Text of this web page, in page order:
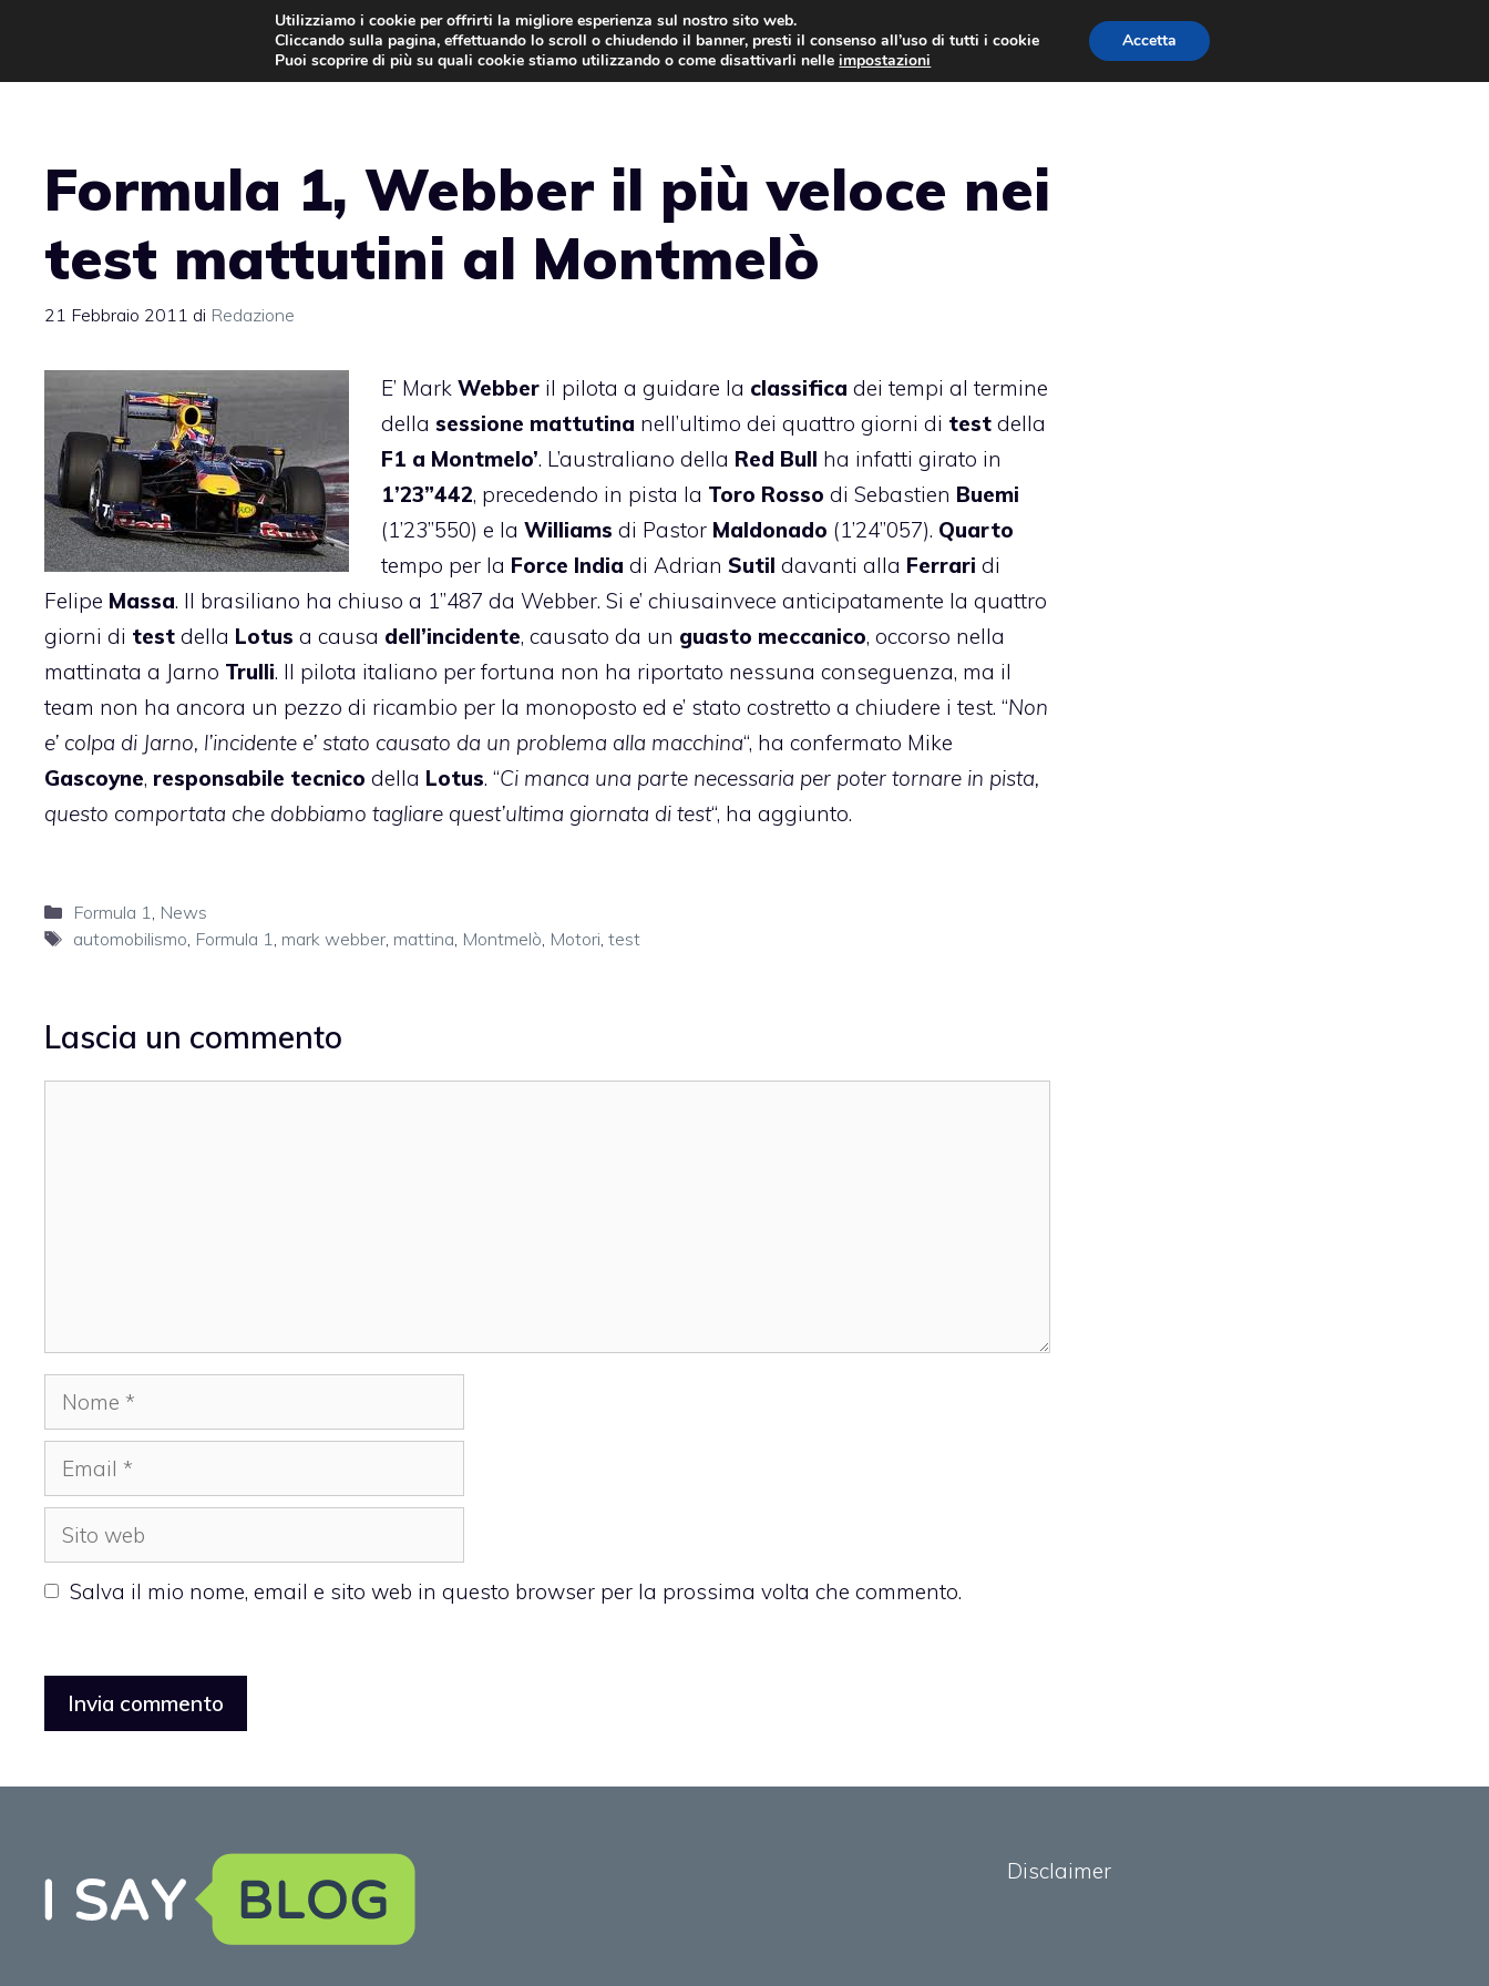
contenuto
AUTO NEWS EVENTI E FIERE
Formula 1, Webber il più veloce nei
test mattutini al Montmelò
21 Febbraio 2011 di Redazione
E’ Mark Webberil pilota a guidare la classifica dei tempi al termine
della sessione mattutina nell’ultimo dei quattro giorni di testdella
F1 a Montmelo’. L’australiano della Red Bull ha infatti girato in
1’23”442, precedendo in pista la Toro Rosso di Sebastien Buemi
(1’23”550) e la Williams di Pastor Maldonado (1’24”057). Quarto
tempo per la Force India di Adrian Sutil davanti alla Ferrari di
Felipe Massa. Il brasiliano ha chiuso a 1”487 da Webber. Si e’ chiusainvece anticipatamente la quattro
giorni di test della Lotus a causa dell’incidente, causato da un guasto meccanico, occorso nella
mattinata a Jarno Trulli. Il pilota italiano per fortuna non ha riportato nessuna conseguenza, ma il
team non ha ancora un pezzo di ricambio per la monoposto ed e’ stato costretto a chiudere i test. “Non
e’ colpa di Jarno, l’incidente e’ stato causato da un problema alla macchina“, ha confermato Mike
Gascoyne, responsabile tecnico della Lotus. “Ci manca una parte necessaria per poter tornare in pista,
questo comportata che dobbiamo tagliare quest’ultima giornata di test“, ha aggiunto.
Categorie
Formula 1
News
Tag
automobilismo Formula 1 mark webber, mattina Montmelò Motori test
Lascia un commento
Nome
Email
Sito
web
Salva il mio nome, email e sito web in questo browser per la prossima volta che commento.
Disclaimer
Utilizziamo i cookie per offrirti la migliore esperienza sul nostro sito web.
Cliccando sulla pagina, effettuando lo scroll o chiudendo il banner, presti il consenso all’uso di tutti i cookie
Puoi scoprire di più su quali cookie stiamo utilizzando o come disattivarli nelleimpostazioni
Accetta